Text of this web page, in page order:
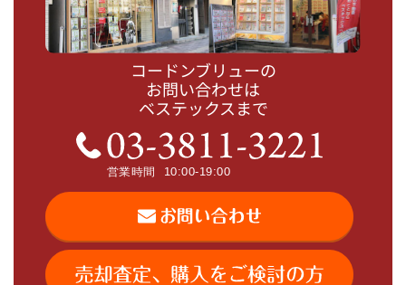
コードンブリューの
お問い合わせは
ベステックスまで